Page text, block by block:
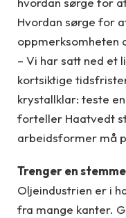
Hvordan sørge for
oppmerksomheten
– Vi har satt ned et
kortsiktige
krystallklar: teste
forteller Haatvedt
arbeidsformer må
Trenger en stemme
Oljeindustrien er i
fra mange kanter.